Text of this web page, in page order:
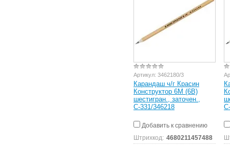
Артикул: 3462180/3
Карандаш ч/г Красин
Конструктор 6М (6B)
шестигран., заточен.,
С-331/346218
Добавить к сравнению
Штрихкод: 4680211457488